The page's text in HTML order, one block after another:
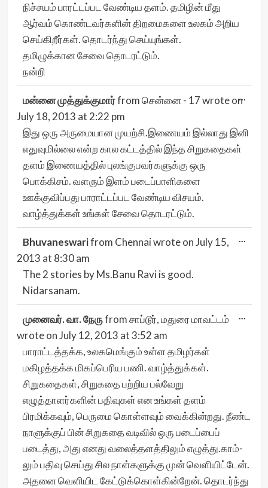
நிச்சயம் பாரட்டப்பட வேண்டிய தளம். தமிழின் மீது
ஆர்வம் கொண்டவர்களின் திறமைகளை உலகம் அறிய
செய்கிறீர்கள். தொடர்ந்து செய்யுங்கள்.
தமிழுக்கான சேவை தொடரட்டும்.
நன்றி
மன்னை முத்துக்குமார்fromசென்னை - 17wrote on
July 18, 2013 at 2:22 pm
இது ஒரு அருமையான முயற்சி.இணையம் இல்லாது இனி
எதுவுமில்லை என்ற கால கட்டத்தில் இந்த சிறுகதைகள்
தளம் இணையத்தில் புலங்குபவர்களுக்கு ஒரு
பொக்கிசம். வளரும் இளம் படைப்பாளிகளை
ஊக்குவிப்பது பாராட்டப்பட வேண்டிய விசயம்.
வாழ்த்துக்கள் உங்கள் சேவை தொடரட்டும்.
...
Bhuvaneswarifrom Chennaiwrote onJuly 15,
2013 at 8:30 am
The 2 stories by Ms.Banu Ravi is good.
Nidarsanam.
...
முனைவர். வா. நேருfromசாப்டூர், மதுரை மாவட்டம்
wrote onJuly 12, 2013 at3:52 am
பாராட்டத்தக்க, உலகமெங்கும் உள்ள தமிழர்கள்
மகிழத்தக்க மிகப்பெரிய பணி. வாழ்த்துக்கள்.
சிறுகதைகள், சிறுகதை பற்றிய பல்வேறு
எழுத்தாளர்களின் பதிவுகள் என உங்கள் தளம்
பிரமிக்கவும், பெருமை கொள்ளவும் வைக்கின்றது. நீண்ட
நாளுக்குப் பின் சிறுகதை வடிவில் ஒரு படைப்பைப்
படைத்து, அது எனது வலைத்தளத்திலும் எழுத்து.காம்-
லும் பதிவு செய்து சில நாள்களுக்கு முன் வெளியிட்டேன்.
அதனை வெளியிட கேட்டுக்கொள்கின்றேன். தொடர்ந்து
...